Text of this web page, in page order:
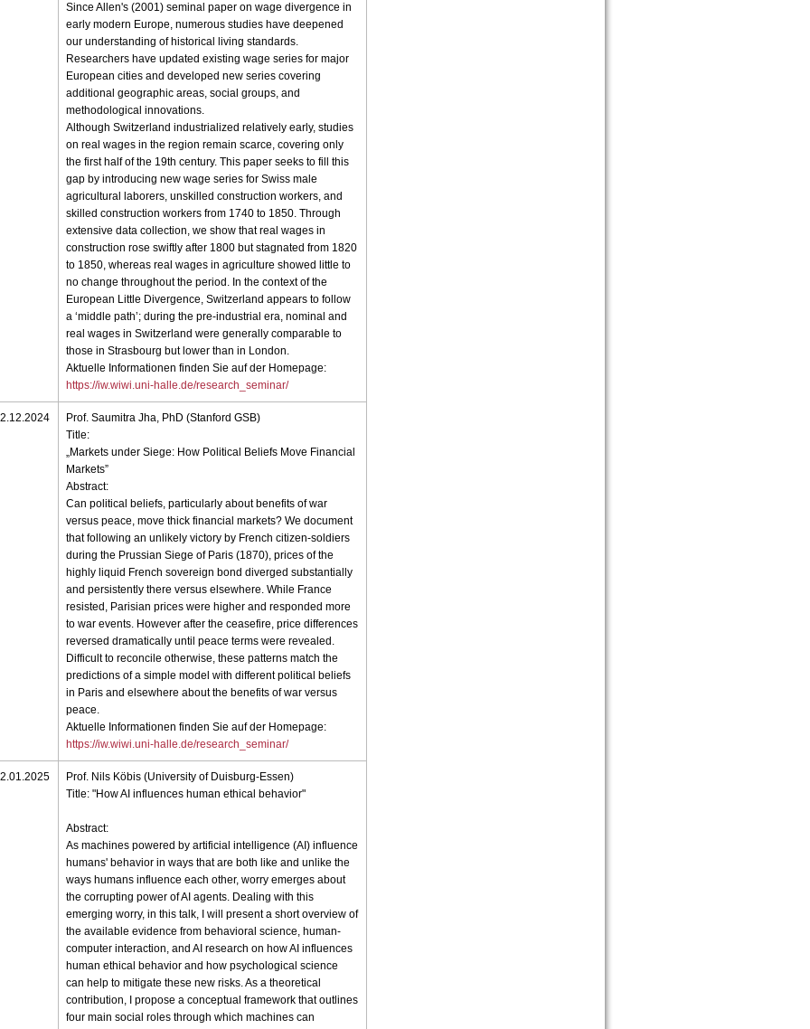
Since Allen's (2001) seminal paper on wage divergence in
early modern Europe, numerous studies have deepened
our understanding of historical living standards.
Researchers have updated existing wage series for major
European cities and developed new series covering
additional geographic areas, social groups, and
methodological innovations.
Although Switzerland industrialized relatively early, studies
on real wages in the region remain scarce, covering only
the first half of the 19th century. This paper seeks to fill this
gap by introducing new wage series for Swiss male
agricultural laborers, unskilled construction workers, and
skilled construction workers from 1740 to 1850. Through
extensive data collection, we show that real wages in
construction rose swiftly after 1800 but stagnated from 1820
to 1850, whereas real wages in agriculture showed little to
no change throughout the period. In the context of the
European Little Divergence, Switzerland appears to follow
a ‘middle path’; during the pre-industrial era, nominal and
real wages in Switzerland were generally comparable to
those in Strasbourg but lower than in London.
Aktuelle Informationen finden Sie auf der Homepage:
https://iw.wiwi.uni-halle.de/research_seminar/
Prof. Saumitra Jha, PhD (Stanford GSB)
Title:
„Markets under Siege: How Political Beliefs Move Financial
Markets”
Abstract:
Can political beliefs, particularly about benefits of war
versus peace, move thick financial markets? We document
that following an unlikely victory by French citizen-soldiers
during the Prussian Siege of Paris (1870), prices of the
highly liquid French sovereign bond diverged substantially
and persistently there versus elsewhere. While France
resisted, Parisian prices were higher and responded more
to war events. However after the ceasefire, price differences
reversed dramatically until peace terms were revealed.
Difficult to reconcile otherwise, these patterns match the
predictions of a simple model with different political beliefs
in Paris and elsewhere about the benefits of war versus
peace.
Aktuelle Informationen finden Sie auf der Homepage:
https://iw.wiwi.uni-halle.de/research_seminar/
Prof. Nils Köbis (University of Duisburg-Essen)
Title: "How AI influences human ethical behavior"
Abstract:
As machines powered by artificial intelligence (AI) influence
humans' behavior in ways that are both like and unlike the
ways humans influence each other, worry emerges about
the corrupting power of AI agents. Dealing with this
emerging worry, in this talk, I will present a short overview of
the available evidence from behavioral science, human-
computer interaction, and AI research on how AI influences
human ethical behavior and how psychological science
can help to mitigate these new risks. As a theoretical
contribution, I propose a conceptual framework that outlines
four main social roles through which machines can